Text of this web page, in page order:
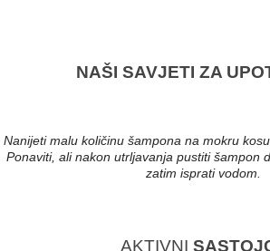
NAŠI SAVJETI ZA
Nanijeti malu količinu šampona na mokru
Ponaviti, ali nakon utrljavanja pustiti šampon
zatim isprati vodom.
AKTIVNI